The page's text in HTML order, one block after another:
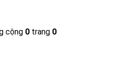
cộng 0trang 0